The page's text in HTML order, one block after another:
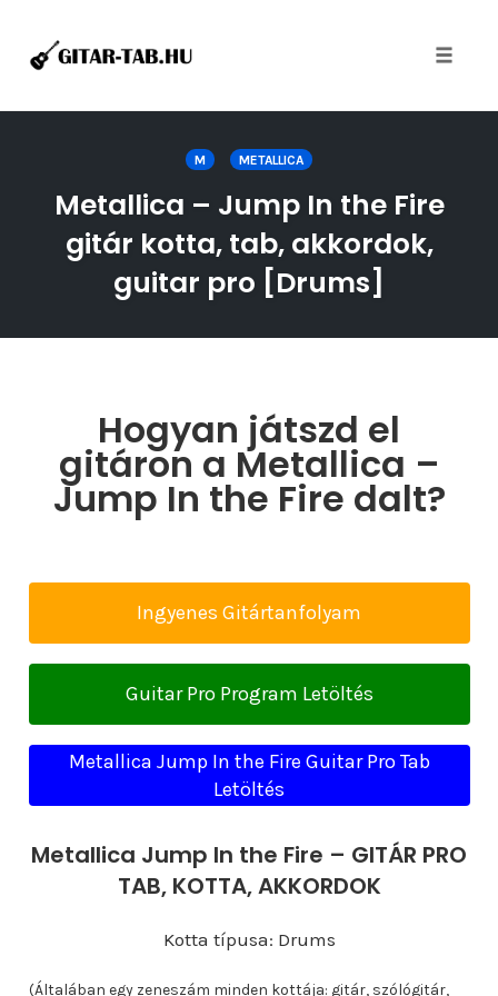
M METALLICA
Metallica – Jump In the Fire
gitár kotta, tab, akkordok,
guitar pro [Drums]
Hogyan játszd el
gitáron a Metallica –
Jump In the Fire dalt?
Ingyenes Gitártanfolyam
Guitar Pro Program Letöltés
Metallica Jump In the Fire Guitar Pro Tab
Letöltés
Metallica Jump In the Fire – GITÁR PRO
TAB, KOTTA, AKKORDOK
Kotta típusa: Drums
(Általában egy zeneszám minden kottája: gitár, szólógitár,